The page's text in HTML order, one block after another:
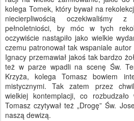
kolega Tomek, który bywał na
niecierpliwością oczekiwaliśmy z
pełnoletniości, by móc w tych
oczywiście nastąpiło jako wielkie
czemu patronował tak wspaniale
Ignacy przemawiał jakoś tak bardzo
też w parze wpadli na scenę Św.
Krzyża, kolega Tomasz bowiem
mistycznymi. Tak zatem przez
wielkiej kontemplacji, co
Tomasz czytywał też „Drogę” Św.
naszą dewizą.